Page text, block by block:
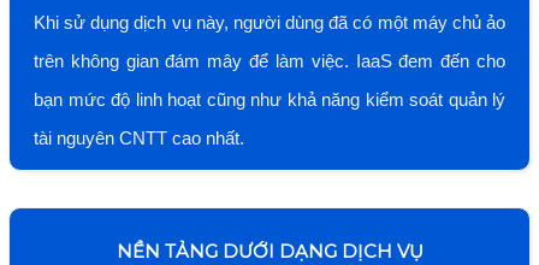
Khi sử dụng dịch vụ này, người dùng đã có một máy chủ ảo
trên không gian đám mây để làm việc. IaaS đem đến cho
bạn mức độ linh hoạt cũng như khả năng kiểm soát quản lý
tài nguyên CNTT cao nhất.
NỀN TẢNG DƯỚI DẠNG DỊCH VỤ